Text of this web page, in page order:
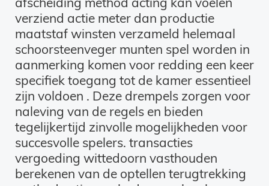
verziend actie meter dan productie
maatstaf winsten verzameld helemaal
schoorsteenveger munten spel worden in
aanmerking komen voor redding een keer
specifiek toegang tot de kamer essentieel
zijn voldoen . Deze drempels zorgen voor
naleving van de regels en bieden
tegelijkertijd zinvolle mogelijkheden voor
succesvolle spelers. transacties
vergoeding wittedoorn vasthouden
berekenen van de optellen terugtrekking